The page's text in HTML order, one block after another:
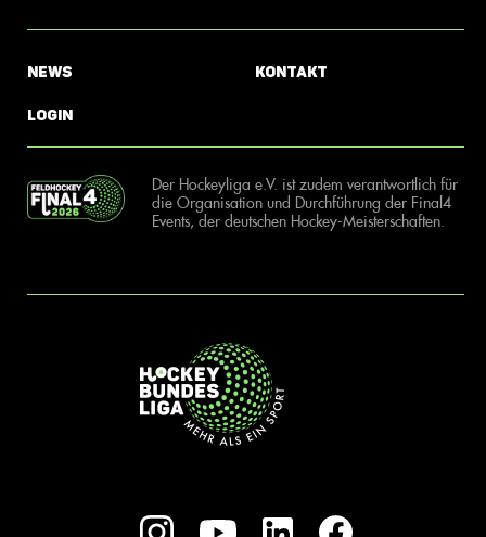
News
Login
Kontakt
Der Hockeyliga e.V. ist zudem verantwortlich für
die Organisation und Durchführung der Final4
Events, der deutschen Hockey-Meisterschaften.